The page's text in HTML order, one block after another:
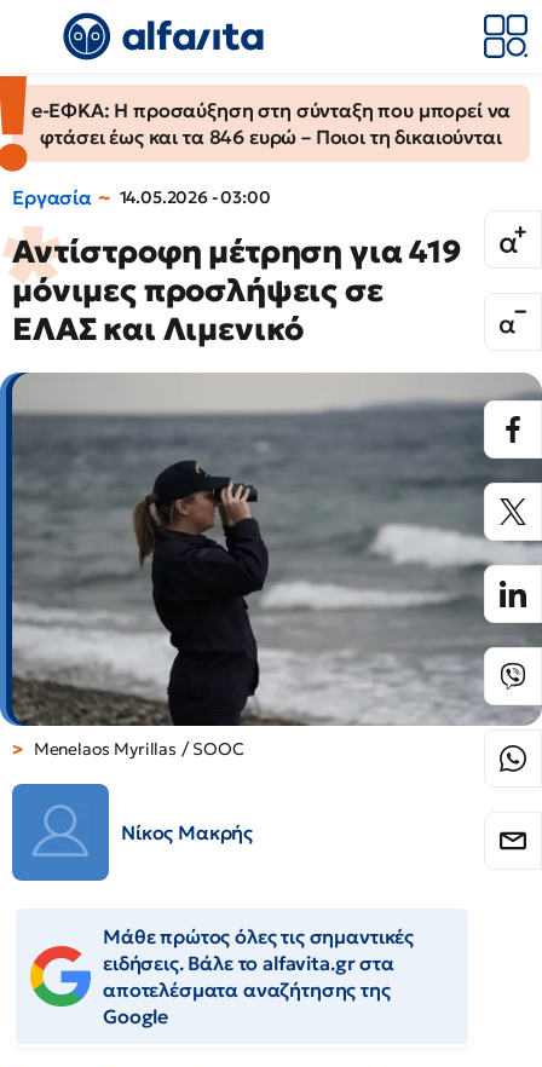
e-ΕΦΚΑ: Η προσαύξηση στη σύνταξη που μπορεί να
φτάσει έως και τα 846 ευρώ – Ποιοι τη δικαιούνται
Εργασία 14.05.2026 - 03:00
Αντίστροφη μέτρηση για 419
μόνιμες προσλήψεις σε
ΕΛΑΣ και Λιμενικό
Menelaos Myrillas / SOOC
Νίκος Μακρής
Μάθε πρώτος όλες τις σημαντικές
ειδήσεις. Βάλε το alfavita.gr στα
αποτελέσματα αναζήτησης της
Google